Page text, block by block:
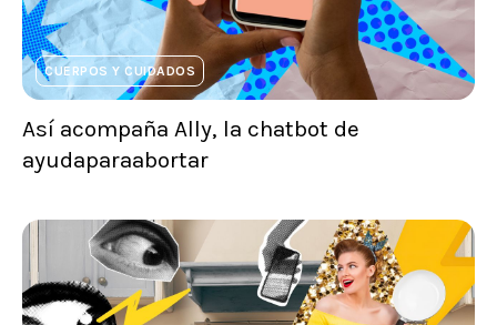
CUERPOS Y CUIDADOS
Así acompaña Ally, la chatbot de
ayudaparaabortar